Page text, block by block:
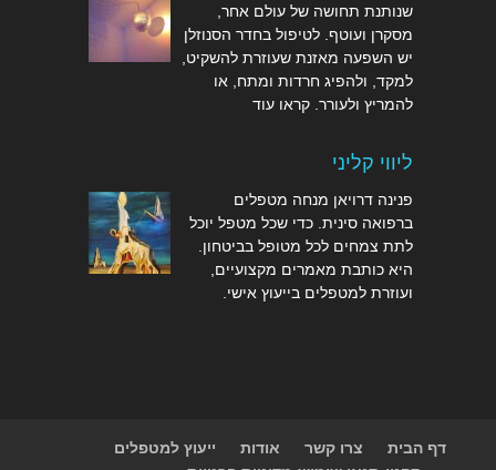
שנותנת תחושה של עולם אחר,
מסקרן ועוטף. לטיפול בחדר הסנוזלן
יש השפעה מאזנת שעוזרת להשקיט,
למקד, ולהפיג חרדות ומתח, או
להמריץ ולעורר. קראו עוד
ליווי קליני
פנינה דרויאן מנחה מטפלים
ברפואה סינית. כדי שכל מטפל יוכל
לתת צמחים לכל מטופל בביטחון.
היא כותבת מאמרים מקצועיים,
ועוזרת למטפלים בייעוץ אישי
דף הבית צרו קשר אודות
ייעוץ למטפלים